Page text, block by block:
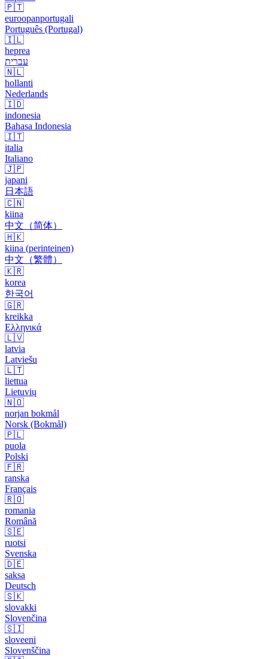
🇵🇹
euroopanportugali
Português (Portugal)
🇮🇱
heprea
עברית
🇳🇱
hollanti
Nederlands
🇮🇩
indonesia
Bahasa Indonesia
🇮🇹
italia
Italiano
🇯🇵
japani
日本語
🇨🇳
kiina
中文（简体）
🇭🇰
kiina (perinteinen)
中文（繁體）
🇰🇷
korea
한국어
🇬🇷
kreikka
Ελληνικά
🇱🇻
latvia
Latviešu
🇱🇹
liettua
Lietuvių
🇳🇴
norjan bokmål
Norsk (Bokmål)
🇵🇱
puola
Polski
🇫🇷
ranska
Français
🇷🇴
romania
Română
🇸🇪
ruotsi
Svenska
🇩🇪
saksa
Deutsch
🇸🇰
slovakki
Slovenčina
🇸🇮
sloveeni
Slovenščina